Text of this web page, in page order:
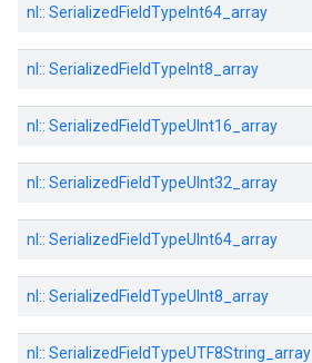
nl:: SerializedFieldTypeInt64_array
nl:: SerializedFieldTypeInt8_array
nl:: SerializedFieldTypeUInt16_array
nl:: SerializedFieldTypeUInt32_array
nl:: SerializedFieldTypeUInt64_array
nl:: SerializedFieldTypeUInt8_array
nl:: SerializedFieldTypeUTF8String_array